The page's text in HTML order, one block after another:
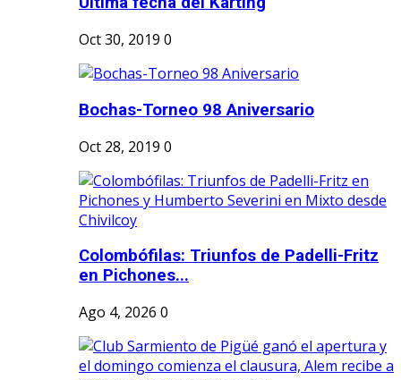
Oct 30, 2019 0
Bochas-Torneo 98 Aniversario
Oct 28, 2019 0
Colombófilas: Triunfos de Padelli-Fritz
en Pichones...
Ago 4, 2026 0